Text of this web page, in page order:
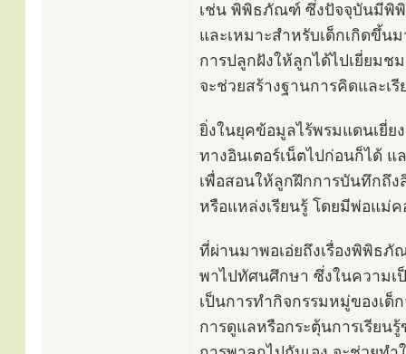
เช่น พิพิธภัณฑ์ ซึ่งปัจจุบันมีพิ
และเหมาะสำหรับเด็กเกิดขึ้น
การปลูกฝังให้ลูกได้ไปเยี่ยมช
จะช่วยสร้างฐานการคิดและเ
ยิ่งในยุคข้อมูลไร้พรมแดนเยี่
ทางอินเตอร์เน็ตไปก่อนก็ได้
เพื่อสอนให้ลูกฝึกการบันทึกถึ
หรือแหล่งเรียนรู้ โดยมีพ่อแม่
ที่ผ่านมาพอเอ่ยถึงเรื่องพิพิธภั
พาไปทัศนศึกษา ซึ่งในความเ
เป็นการทำกิจกรรมหมู่ของเด็
การดูแลหรือกระตุ้นการเรียน